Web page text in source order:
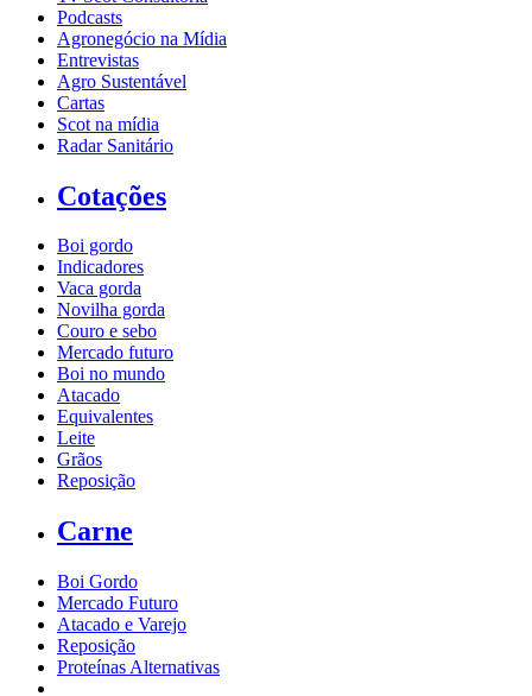
Podcasts
Agronegócio na Mídia
Entrevistas
Agro Sustentável
Cartas
Scot na mídia
Radar Sanitário
Cotações
Boi gordo
Indicadores
Vaca gorda
Novilha gorda
Couro e sebo
Mercado futuro
Boi no mundo
Atacado
Equivalentes
Leite
Grãos
Reposição
Carne
Boi Gordo
Mercado Futuro
Atacado e Varejo
Reposição
Proteínas Alternativas